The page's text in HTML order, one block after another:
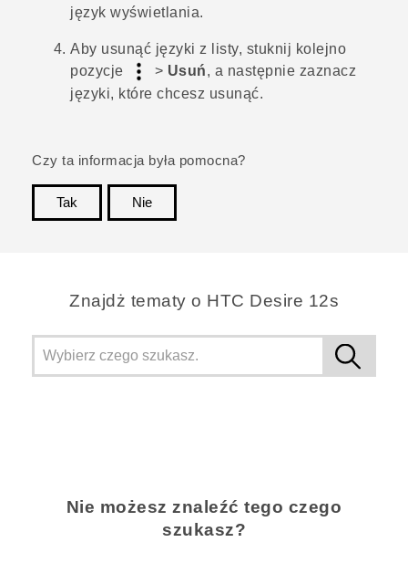
język wyświetlania.
Aby usunąć języki z listy, stuknij kolejno
pozycje
> Usuń, a następnie zaznacz
języki, które chcesz usunąć.
Czy ta informacja była pomocna?
Tak
Nie
Znajdż tematy o HTC Desire 12s
Nie możesz znaleźć tego czego
szukasz?